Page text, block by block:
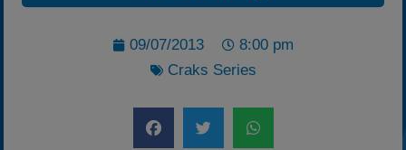
Campeonato
09/07/2013
8:00 pm
Craks Series